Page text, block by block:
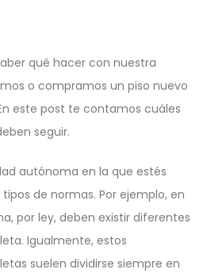
qué hacer con nuestra
o compramos un piso nuevo
este post te contamos cuáles
seguir.
autónoma en la que estés
de normas. Por ejemplo, en
por ley, deben existir diferentes
Igualmente, estos
suelen dividirse siempre en